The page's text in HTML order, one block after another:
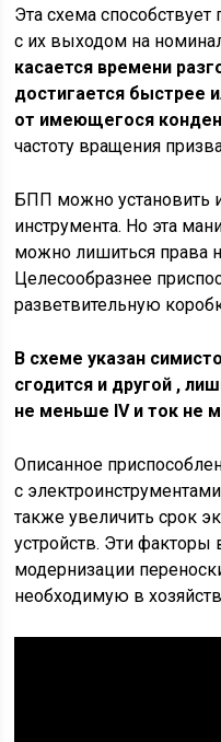
Эта схема
с их выходом на
касается времени
достигается быстрее
от имеющегося
частоту вращения
БПП можно установить
инструмента. Но эта
можно лишиться права
Целесообразнее
разветвительную
В схеме указан
сгодится и другой ,
не меньше IV и ток не
Описанное
с
также увеличить срок
устройств. Эти факторы
модернизации
необходимую в